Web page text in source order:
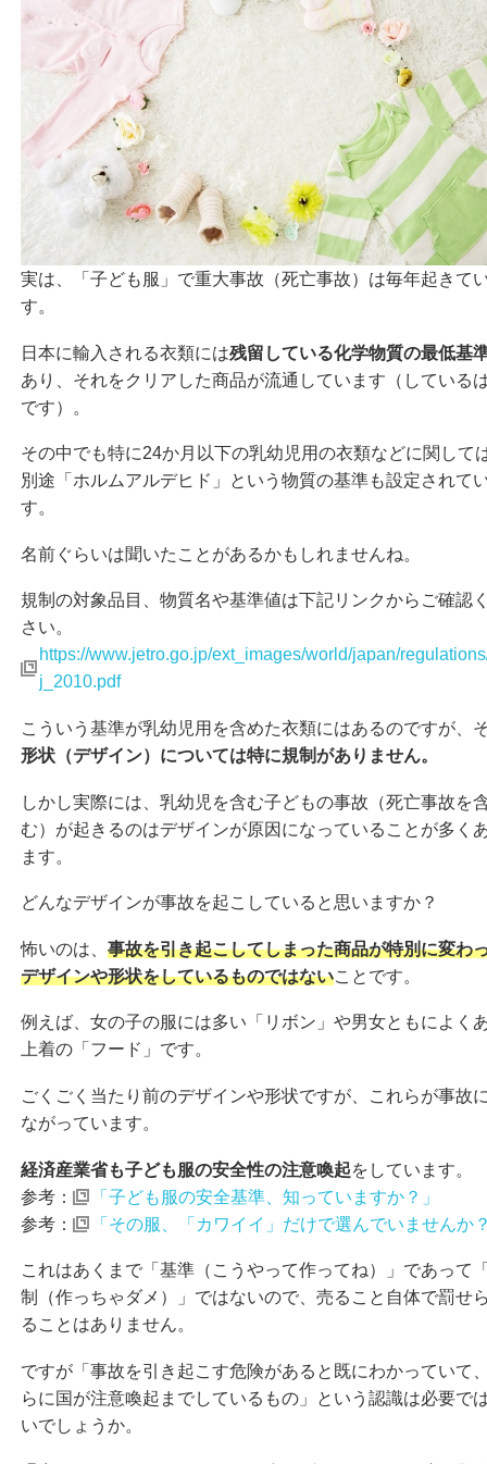
実は、「子ども服」で重大事故（死亡事故）は毎年起きて
す。
日本に輸入される衣類には残留している化学物質の最低基
あり、それをクリアした商品が流通しています（している
です）。
その中でも特に24か月以下の乳幼児用の衣類などに関して
別途「ホルムアルデヒド」という物質の基準も設定されて
す。
名前ぐらいは聞いたことがあるかもしれませんね。
規制の対象品目、物質名や基準値は下記リンクからご確認
さい。
https://www.jetro.go.jp/ext_images/world/japan/
j_2010.pdf
こういう基準が乳幼児用を含めた衣類にはあるのですが、
形状（デザイン）については特に規制がありません。
しかし実際には、乳幼児を含む子どもの事故（死亡事故を
む）が起きるのはデザインが原因になっていることが多く
ます。
どんなデザインが事故を起こしていると思いますか？
怖いのは、 事故を引き起こしてしまった商品が特別に変わ
デザインや形状をしているものではないことです。
例えば、女の子の服には多い「リボン」や男女ともによく
上着の「フード」です。
ごくごく当たり前のデザインや形状ですが、これらが事故
ながっています。
経済産業省も子ども服の安全性の注意喚起をしています。
参考：
「子ども服の安全基準、知っていますか？」
参考：
「その服、「カワイイ」だけで選んでいませんか
これはあくまで「基準（こうやって作ってね）」であって
制（作っちゃダメ）」ではないので、売ること自体で罰せ
ることはありません。
ですが「事故を引き起こす危険があると既にわかっていて
らに国が注意喚起までしているもの」という認識は必要で
いでしょうか。